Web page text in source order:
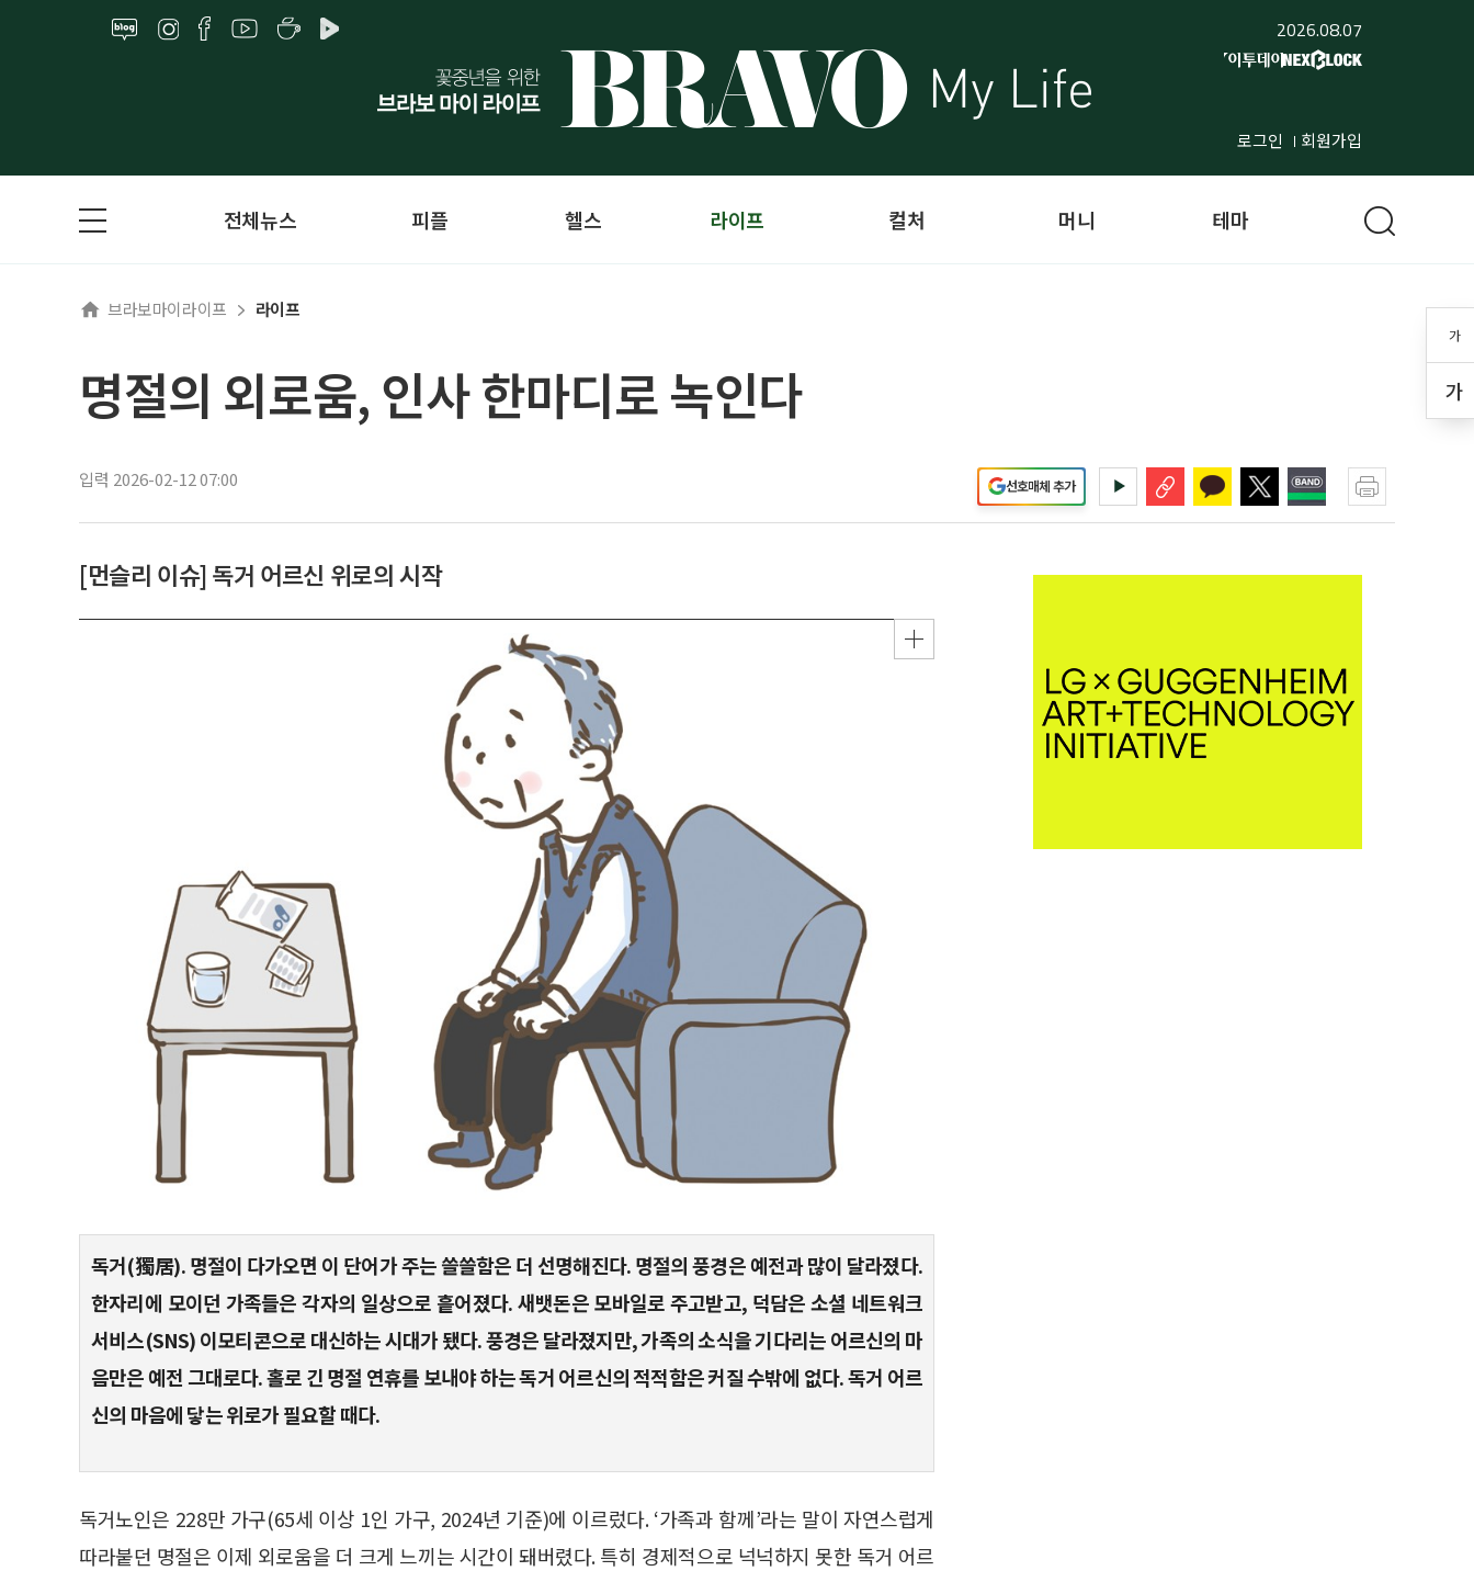
2026.08.07
로그인 회원가입
가
가
전체뉴스 피플 헬스 라이프 컬처 머니 테마
브라보마이라이프 라이프
명절의 외로움, 인사 한마디로 녹인다
입력 2026-02-12 07:00 선호매체 추가
[먼슬리 이슈] 독거 어르신 위로의 시작
독거(獨居). 명절이 다가오면 이 단어가 주는 쓸쓸함은 더 선명해진다. 명절의 풍경은 예전과 많이 달라졌다.
한자리에 모이던 가족들은 각자의 일상으로 흩어졌다. 새뱃돈은 모바일로 주고받고, 덕담은 소셜 네트워크
서비스(SNS) 이모티콘으로 대신하는 시대가 됐다. 풍경은 달라졌지만, 가족의 소식을 기다리는 어르신의 마
음만은 예전 그대로다. 홀로 긴 명절 연휴를 보내야 하는 독거 어르신의 적적함은 커질 수밖에 없다. 독거 어르
신의 마음에 닿는 위로가 필요할 때다.
독거노인은 228만 가구(65세 이상 1인 가구, 2024년 기준)에 이르렀다. ‘가족과 함께’라는 말이 자연스럽게
따라붙던 명절은 이제 외로움을 더 크게 느끼는 시간이 돼버렸다. 특히 경제적으로 넉넉하지 못한 독거 어르